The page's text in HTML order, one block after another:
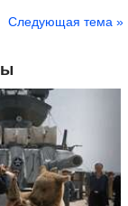
Следующая тема »